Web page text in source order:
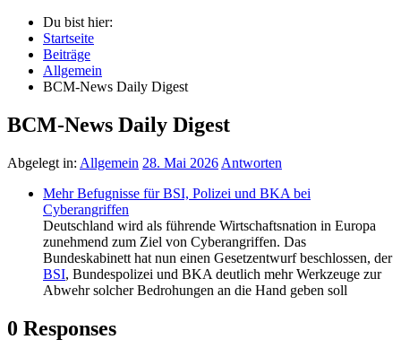
Du bist hier:
Startseite
Beiträge
Allgemein
BCM-News Daily Digest
BCM-News Daily Digest
Abgelegt in: Allgemein 28. Mai 2026 Antworten
Mehr Befugnisse für BSI, Polizei und BKA bei
Cyberangriffen
Deutschland wird als führende Wirtschaftsnation in Europa
zunehmend zum Ziel von Cyberangriffen. Das
Bundeskabinett hat nun einen Gesetzentwurf beschlossen, der
BSI, Bundespolizei und BKA deutlich mehr Werkzeuge zur
Abwehr solcher Bedrohungen an die Hand geben soll
0 Responses